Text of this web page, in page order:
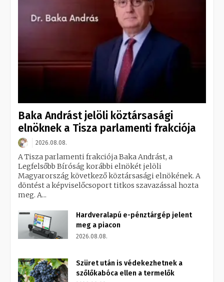
Baka Andrást jelöli köztársasági
elnöknek a Tisza parlamenti frakciója
2026.08.08.
A Tisza parlamenti frakciója Baka Andrást, a
Legfelsőbb Bíróság korábbi elnökét jelöli
Magyarország következő köztársasági elnökének. A
döntést a képviselőcsoport titkos szavazással hozta
meg. A...
Hardveralapú e-pénztárgép jelent
meg a piacon
2026.08.08.
Szüret után is védekezhetnek a
szőlőkabóca ellen a termelők